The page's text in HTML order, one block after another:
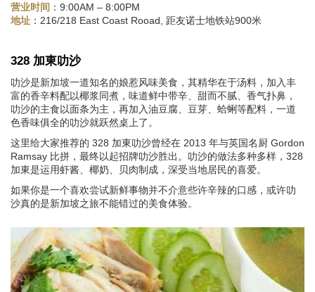
营业时间 ：9:00AM – 8:00PM
地址 ：216/218 East Coast Rooad, 距友诺士地铁站900米
328 加東叻沙
叻沙是新加坡一道知名的娘惹风味美食，其精华在于汤料，加入丰
富的香辛料配以椰浆同煮，味道鲜中带辛、甜而不腻、香气扑鼻，
叻沙的主食以面条为主，再加入油豆腐、豆芽、蛤蜊等配料，一道
色香味俱全的叻沙就跃然桌上了。
这里给大家推荐的 328 加東叻沙曾经在 2013 年与英国名厨 Gordon
Ramsay 比拼，最终以起招牌叻沙胜出。叻沙的做法多种多样，328
加東是运用虾酱、椰奶、贝肉制成，深受当地居民的喜爱。
如果你是一个喜欢尝试新鲜事物并不介意些许辛辣的口感，或许叻
沙真的是新加坡之旅不能错过的美食体验。